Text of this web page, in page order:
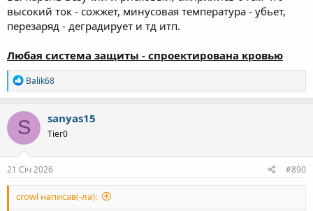
высокий ток - сожжет, минусовая температура - убьет,
перезаряд - деградирует и тд итп.
Любая система защиты - спроектирована кровью
Р
е
а
к
ц
і
ї
:
Balik68
S sanyas15
Tier0
21 Січ 2026 #890
crowl написав(-ла):